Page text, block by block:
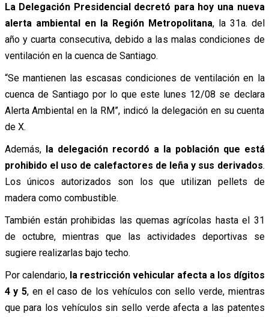
La Delegación Presidencial decretó para hoy una nueva
alerta ambiental en la Región Metropolitana, la 31a. del
año y cuarta consecutiva, debido a las malas condiciones de
ventilación en la cuenca de Santiago.
“Se mantienen las escasas condiciones de ventilación en la
cuenca de Santiago por lo que este lunes 12/08 se declara
Alerta Ambiental en la RM”, indicó la delegación en su cuenta
de X.
Además, la delegación recordó a la población que está
prohibido el uso de calefactores de leña y sus derivados.
Los únicos autorizados son los que utilizan pellets de
madera como combustible.
También están prohibidas las quemas agrícolas hasta el 31
de octubre, mientras que las actividades deportivas se
sugiere realizarlas bajo techo.
Por calendario, la restricción vehicular afecta a los dígitos
4 y 5, en el caso de los vehículos con sello verde, mientras
que para los vehículos sin sello verde afecta a las patentes